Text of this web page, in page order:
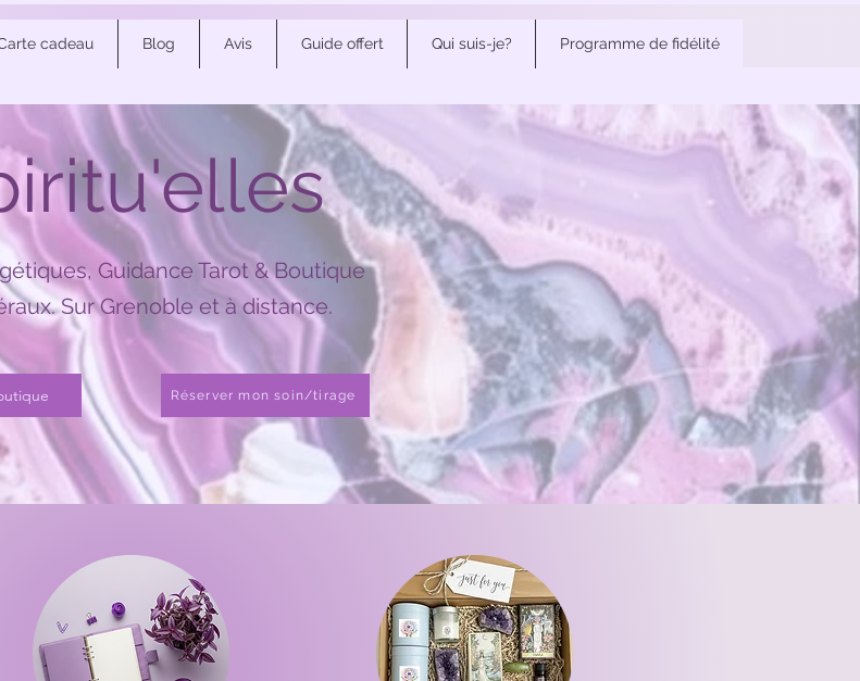
cadeau Blog Avis Guide offert Qui suis-je? Programme de fidélité
Guidance Tarot & Boutique
Sur Grenoble et à distance.
Réserver mon soin/tirage